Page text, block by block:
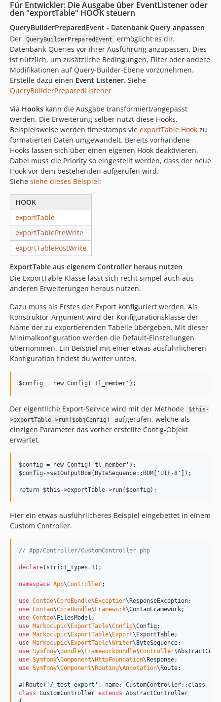
Für Entwickler: Die Ausgabe über EventListener oder
den "exportTable" HOOK steuern
QueryBuilderPreparedEvent - Datenbank Query anpassen
Der
QueryBuilderPreparedEvent
ermöglicht es dir,
Datenbank-Queries vor ihrer Ausführung anzupassen. Dies
ist nützlich, um zusätzliche Bedingungen, Filter oder andere
Modifikationen auf Query-Builder-Ebene vorzunehmen.
Erstelle dazu einen Event Listener. Siehe
QueryBuilderPreparedListener
Via Hooks kann die Ausgabe transformiert/angepasst
werden. Die Erweiterung selber nutzt diese Hooks.
Beispielsweise werden timestamps vie exportTable Hook zu
formatierten Daten umgewandelt. Bereits vorhandene
Hooks lassen sich über einen eigenen Hook deaktivieren.
Dabei muss die Priority so eingestellt werden, dass der neue
Hook vor dem bestehenden aufgerufen wird.
Siehe siehe dieses Beispiel:
HOOK
exportTable
exportTablePreWrite
exportTablePostWrite
ExportTable aus eigenem Controller heraus nutzen
Die ExportTable-Klasse lässt sich recht simpel auch aus
anderen Erweiterungen heraus nutzen.
Dazu muss als Erstes der Export konfiguriert werden. Als
Konstruktor-Argument wird der Konfigurationsklasse der
Name der zu exportierenden Tabelle übergeben. Mit dieser
Minimalkonfiguration werden die Default-Einstellungen
übernommen. Ein Beispiel mit einer etwas ausführlicheren
Konfiguration findest du weiter unten.
Der eigentliche Export-Service wird mit der Methode
$this-
>exportTable->run($objConfig)
aufgerufen, welche als
einzigen Parameter das vorher erstellte Config-Objekt
erwartet.
$config = new Config('tl_member');
$config->setOutputBom(ByteSequence::BOM['UTF-8']);
Hier ein etwas ausführlicheres Beispiel eingebettet in einem
Custom Controller.
// App/Controller/CustomController.php
declare(strict_types=1);
namespace App\Controller;
use Contao\CoreBundle\Exception\ResponseException
use Contao\CoreBundle\Framework\ContaoFramework
use Contao\FilesModel
use Markocupic\ExportTable\Config\Config
use Markocupic\ExportTable\Export\ExportTable
use Markocupic\ExportTable\Writer\ByteSequence
use Symfony\Bundle\FrameworkBundle\Controller\
use Symfony\Component\HttpFoundation\Response
use Symfony\Component\Routing\Annotation\Route;
#[Route( ' /_test_export ' , name: CustomController::class,
class CustomController extends AbstractController